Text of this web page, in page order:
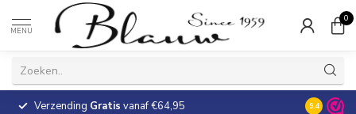
MENU
0
Verzending Gratis vanaf €64,95 30 dagen
9.4